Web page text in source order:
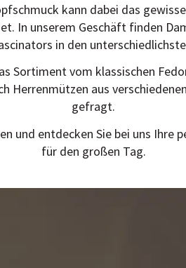
kann dabei das
In unserem Geschäft finden
in den
Sortiment vom klassischen
Herrenmützen aus
gefragt.
und entdecken Sie bei uns Ihre
für den großen Tag.